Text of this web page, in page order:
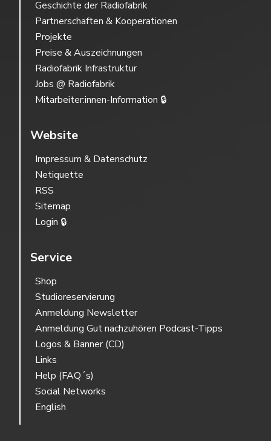
Geschichte der Radiofabrik
Partnerschaften & Kooperationen
Projekte
Preise & Auszeichnungen
Radiofabrik Infrastruktur
Jobs @ Radiofabrik
Mitarbeiter:innen-Information 🔒
Website
Impressum & Datenschutz
Netiquette
RSS
Sitemap
Login 🔒
Service
Shop
Studioreservierung
Anmeldung Newsletter
Anmeldung Gut nachzuhören Podcast-Tipps
Logos & Banner (CD)
Links
Help (FAQ´s)
Social Networks
English